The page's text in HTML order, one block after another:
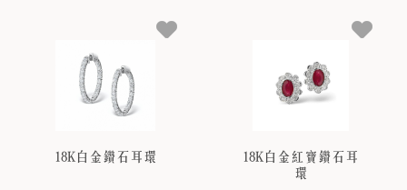
18K白金鑽石耳環
18K白金紅寶鑽石耳
環